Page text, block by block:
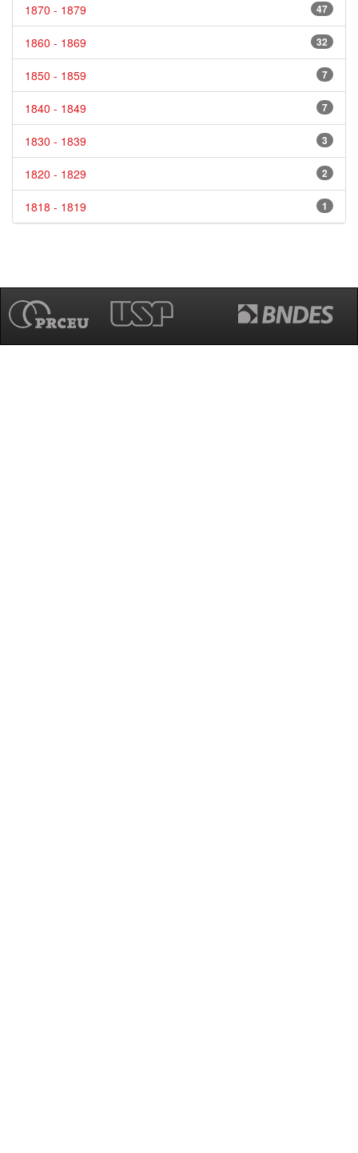
47
1870 - 1879
32
1860 - 1869
7
1850 - 1859
7
1840 - 1849
3
1830 - 1839
2
1820 - 1829
1
1818 - 1819